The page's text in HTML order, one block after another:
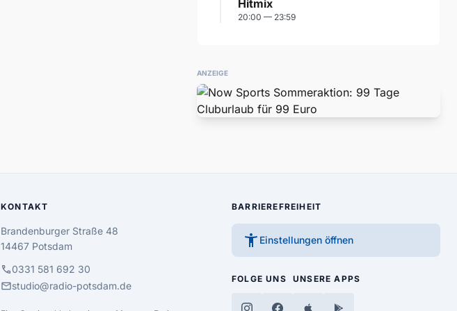
Hitmix
20:00 — 23:59
ANZEIGE
KONTAKT
Brandenburger Straße 48
14467 Potsdam
call0331 581 692 30
mailstudio@radio-potsdam.de
BARRIEREFREIHEIT
accessibility_new Einstellungen öffnen
FOLGE UNS UNSERE APPS